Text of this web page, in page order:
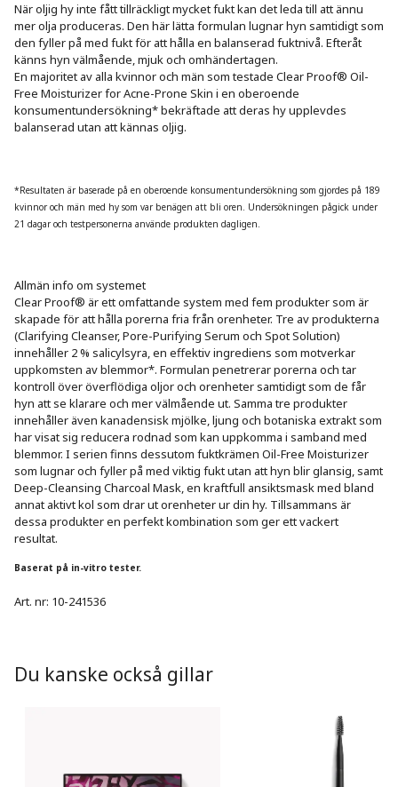
När oljig hy inte fått tillräckligt mycket fukt kan det leda till att ännu
mer olja produceras. Den här lätta formulan lugnar hyn samtidigt som
den fyller på med fukt för att hålla en balanserad fuktnivå. Efteråt
känns hyn välmående, mjuk och omhändertagen.
En majoritet av alla kvinnor och män som testade Clear Proof® Oil-
Free Moisturizer for Acne-Prone Skin i en oberoende
konsumentundersökning* bekräftade att deras hy upplevdes
balanserad utan att kännas oljig.
*Resultaten är baserade på en oberoende konsumentundersökning som gjordes på 189
kvinnor och män med hy som var benägen att bli oren. Undersökningen pågick under
21 dagar och testpersonerna använde produkten dagligen.
Allmän info om systemet
Clear Proof® är ett omfattande system med fem produkter som är
skapade för att hålla porerna fria från orenheter. Tre av produkterna
(Clarifying Cleanser, Pore-Purifying Serum och Spot Solution)
innehåller 2 % salicylsyra, en effektiv ingrediens som motverkar
uppkomsten av blemmor*. Formulan penetrerar porerna och tar
kontroll över överflödiga oljor och orenheter samtidigt som de får
hyn att se klarare och mer välmående ut. Samma tre produkter
innehåller även kanadensisk mjölke, ljung och botaniska extrakt som
har visat sig reducera rodnad som kan uppkomma i samband med
blemmor. I serien finns dessutom fuktkrämen Oil-Free Moisturizer
som lugnar och fyller på med viktig fukt utan att hyn blir glansig, samt
Deep-Cleansing Charcoal Mask, en kraftfull ansiktsmask med bland
annat aktivt kol som drar ut orenheter ur din hy. Tillsammans är
dessa produkter en perfekt kombination som ger ett vackert
Baserat på in-vitro tester.
Art. nr: 10-241536
Du kanske också gillar